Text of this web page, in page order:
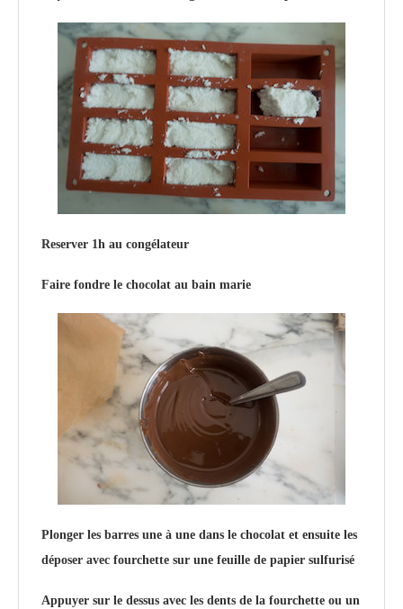
Reserver 1h au congélateur
Faire fondre le chocolat au bain marie
Plonger les barres une à une dans le chocolat et ensuite les
déposer avec fourchette sur une feuille de papier sulfurisé
Appuyer sur le dessus avec les dents de la fourchette ou un